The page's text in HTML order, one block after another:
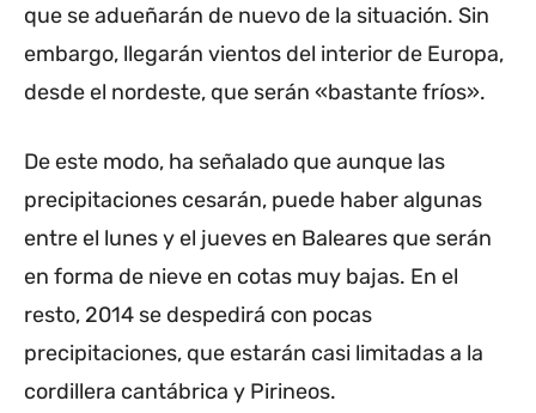
que se adueñarán de nuevo de la situación. Sin
embargo, llegarán vientos del interior de Europa,
desde el nordeste, que serán «bastante fríos».
De este modo, ha señalado que aunque las
precipitaciones cesarán, puede haber algunas
entre el lunes y el jueves en Baleares que serán
en forma de nieve en cotas muy bajas. En el
resto, 2014 se despedirá con pocas
precipitaciones, que estarán casi limitadas a la
cordillera cantábrica y Pirineos.